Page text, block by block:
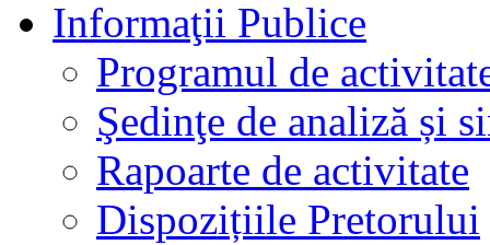
Informaţii Publice
Programul de
Şedinţe de analiză și
Rapoarte de activitate
Dispozițiile Pretorului